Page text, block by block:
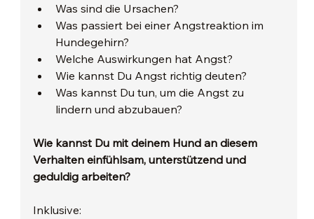
Was sind die Ursachen?
Was passiert bei einer Angstreaktion im
Hundegehirn?
Welche Auswirkungen hat Angst?
Wie kannst Du Angst richtig deuten?
Was kannst Du tun, um die Angst zu
lindern und abzubauen?
Wie kannst Du mit deinem Hund an diesem
Verhalten einfühlsam, unterstützend und
geduldig arbeiten?
Inklusive: